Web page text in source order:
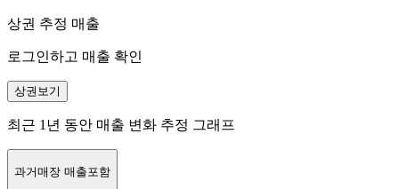
상권 추정 매출
로그인하고 매출 확인
상권보기
최근 1년 동안 매출 변화 추정 그래프
과거매장 매출포함